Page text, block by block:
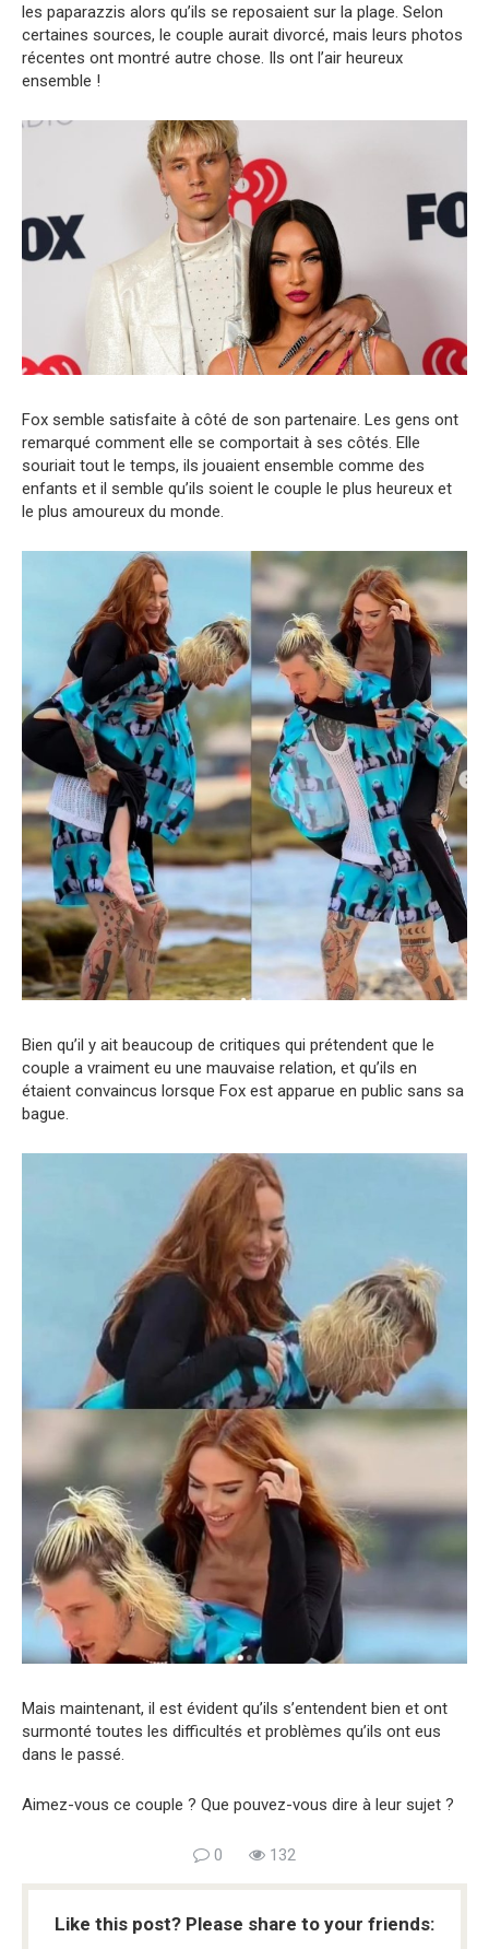
les paparazzis alors qu’ils se reposaient sur la plage. Selon
certaines sources, le couple aurait divorcé, mais leurs photos
récentes ont montré autre chose. Ils ont l’air heureux
ensemble !
Fox semble satisfaite à côté de son partenaire. Les gens ont
remarqué comment elle se comportait à ses côtés. Elle
souriait tout le temps, ils jouaient ensemble comme des
enfants et il semble qu’ils soient le couple le plus heureux et
le plus amoureux du monde.
Bien qu’il y ait beaucoup de critiques qui prétendent que le
couple a vraiment eu une mauvaise relation, et qu’ils en
étaient convaincus lorsque Fox est apparue en public sans sa
bague.
Mais maintenant, il est évident qu’ils s’entendent bien et ont
surmonté toutes les difficultés et problèmes qu’ils ont eus
dans le passé.
Aimez-vous ce couple ? Que pouvez-vous dire à leur sujet ?
0 132
Like this post? Please share to your friends: